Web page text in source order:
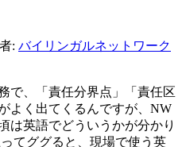
: バイリンガルネットワーク
で、「責任分界点」「責任区
よく出てくるんですが、NW
は英語でどういうかが分かり
てググると、現場で使う英